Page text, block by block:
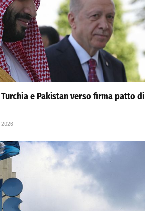
e Pakistan verso firma patto di
2026